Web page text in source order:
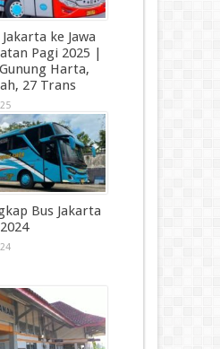
ke Jawa
Pagi 2025 |
Harta,
27 Trans
Bus Jakarta